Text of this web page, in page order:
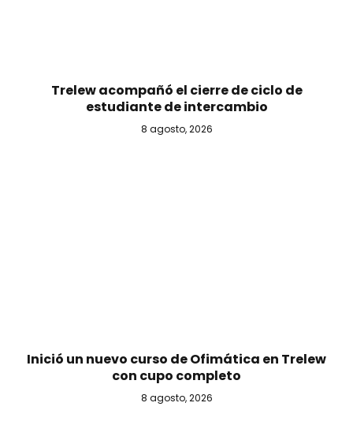
Trelew acompañó el cierre de ciclo de
estudiante de intercambio
8 agosto, 2026
Inició un nuevo curso de Ofimática en Trelew
con cupo completo
8 agosto, 2026